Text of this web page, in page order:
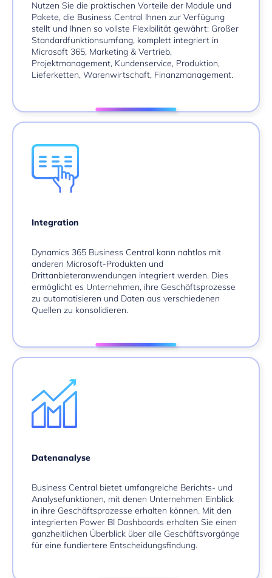
Nutzen Sie die praktischen Vorteile der Module und
Pakete, die Business Central Ihnen zur Verfügung
stellt und Ihnen so vollste Flexibilität gewährt: Großer
Standardfunktionsumfang, komplett integriert in
Microsoft 365, Marketing & Vertrieb,
Projektmanagement, Kundenservice, Produktion,
Lieferketten, Warenwirtschaft, Finanzmanagement.
Integration
Dynamics 365 Business Central kann nahtlos mit
anderen Microsoft-Produkten und
Drittanbieteranwendungen integriert werden. Dies
ermöglicht es Unternehmen, ihre Geschäftsprozesse
zu automatisieren und Daten aus verschiedenen
Quellen zu konsolidieren.
Datenanalyse
Business Central bietet umfangreiche Berichts- und
Analysefunktionen, mit denen Unternehmen Einblick
in ihre Geschäftsprozesse erhalten können. Mit den
integrierten Power BI Dashboards erhalten Sie einen
ganzheitlichen Überblick über alle Geschäftsvorgänge
für eine fundiertere Entscheidungsfindung.